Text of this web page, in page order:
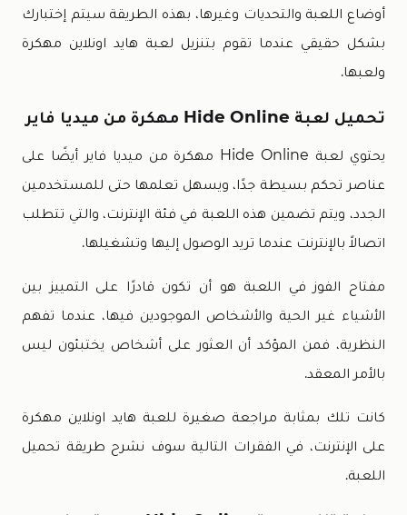
أوضاع اللعبة والتحديات وغيرها، بهذه الطريقة سيتم إختبارك
بشكل حقيقي عندما تقوم بتنزيل لعبة هايد اونلاين مهكرة
ولعبها.
تحميل لعبة Hide Online مهكرة من ميديا فاير
يحتوي لعبة Hide Online مهكرة من ميديا فاير أيضًا على
عناصر تحكم بسيطة جدًا، ويسهل تعلمها حتى للمستخدمين
الجدد، ويتم تضمين هذه اللعبة في فئة الإنترنت، والتي تتطلب
اتصالاً بالإنترنت عندما تريد الوصول إليها وتشغيلها.
مفتاح الفوز في اللعبة هو أن تكون قادرًا على التمييز بين
الأشياء غير الحية والأشخاص الموجودين فيها، عندما تفهم
النظرية، فمن المؤكد أن العثور على أشخاص يختبئون ليس
بالأمر المعقد.
كانت تلك بمثابة مراجعة صغيرة للعبة هايد اونلاين مهكرة
على الإنترنت، في الفقرات التالية سوف نشرح طريقة تحميل
اللعبة.